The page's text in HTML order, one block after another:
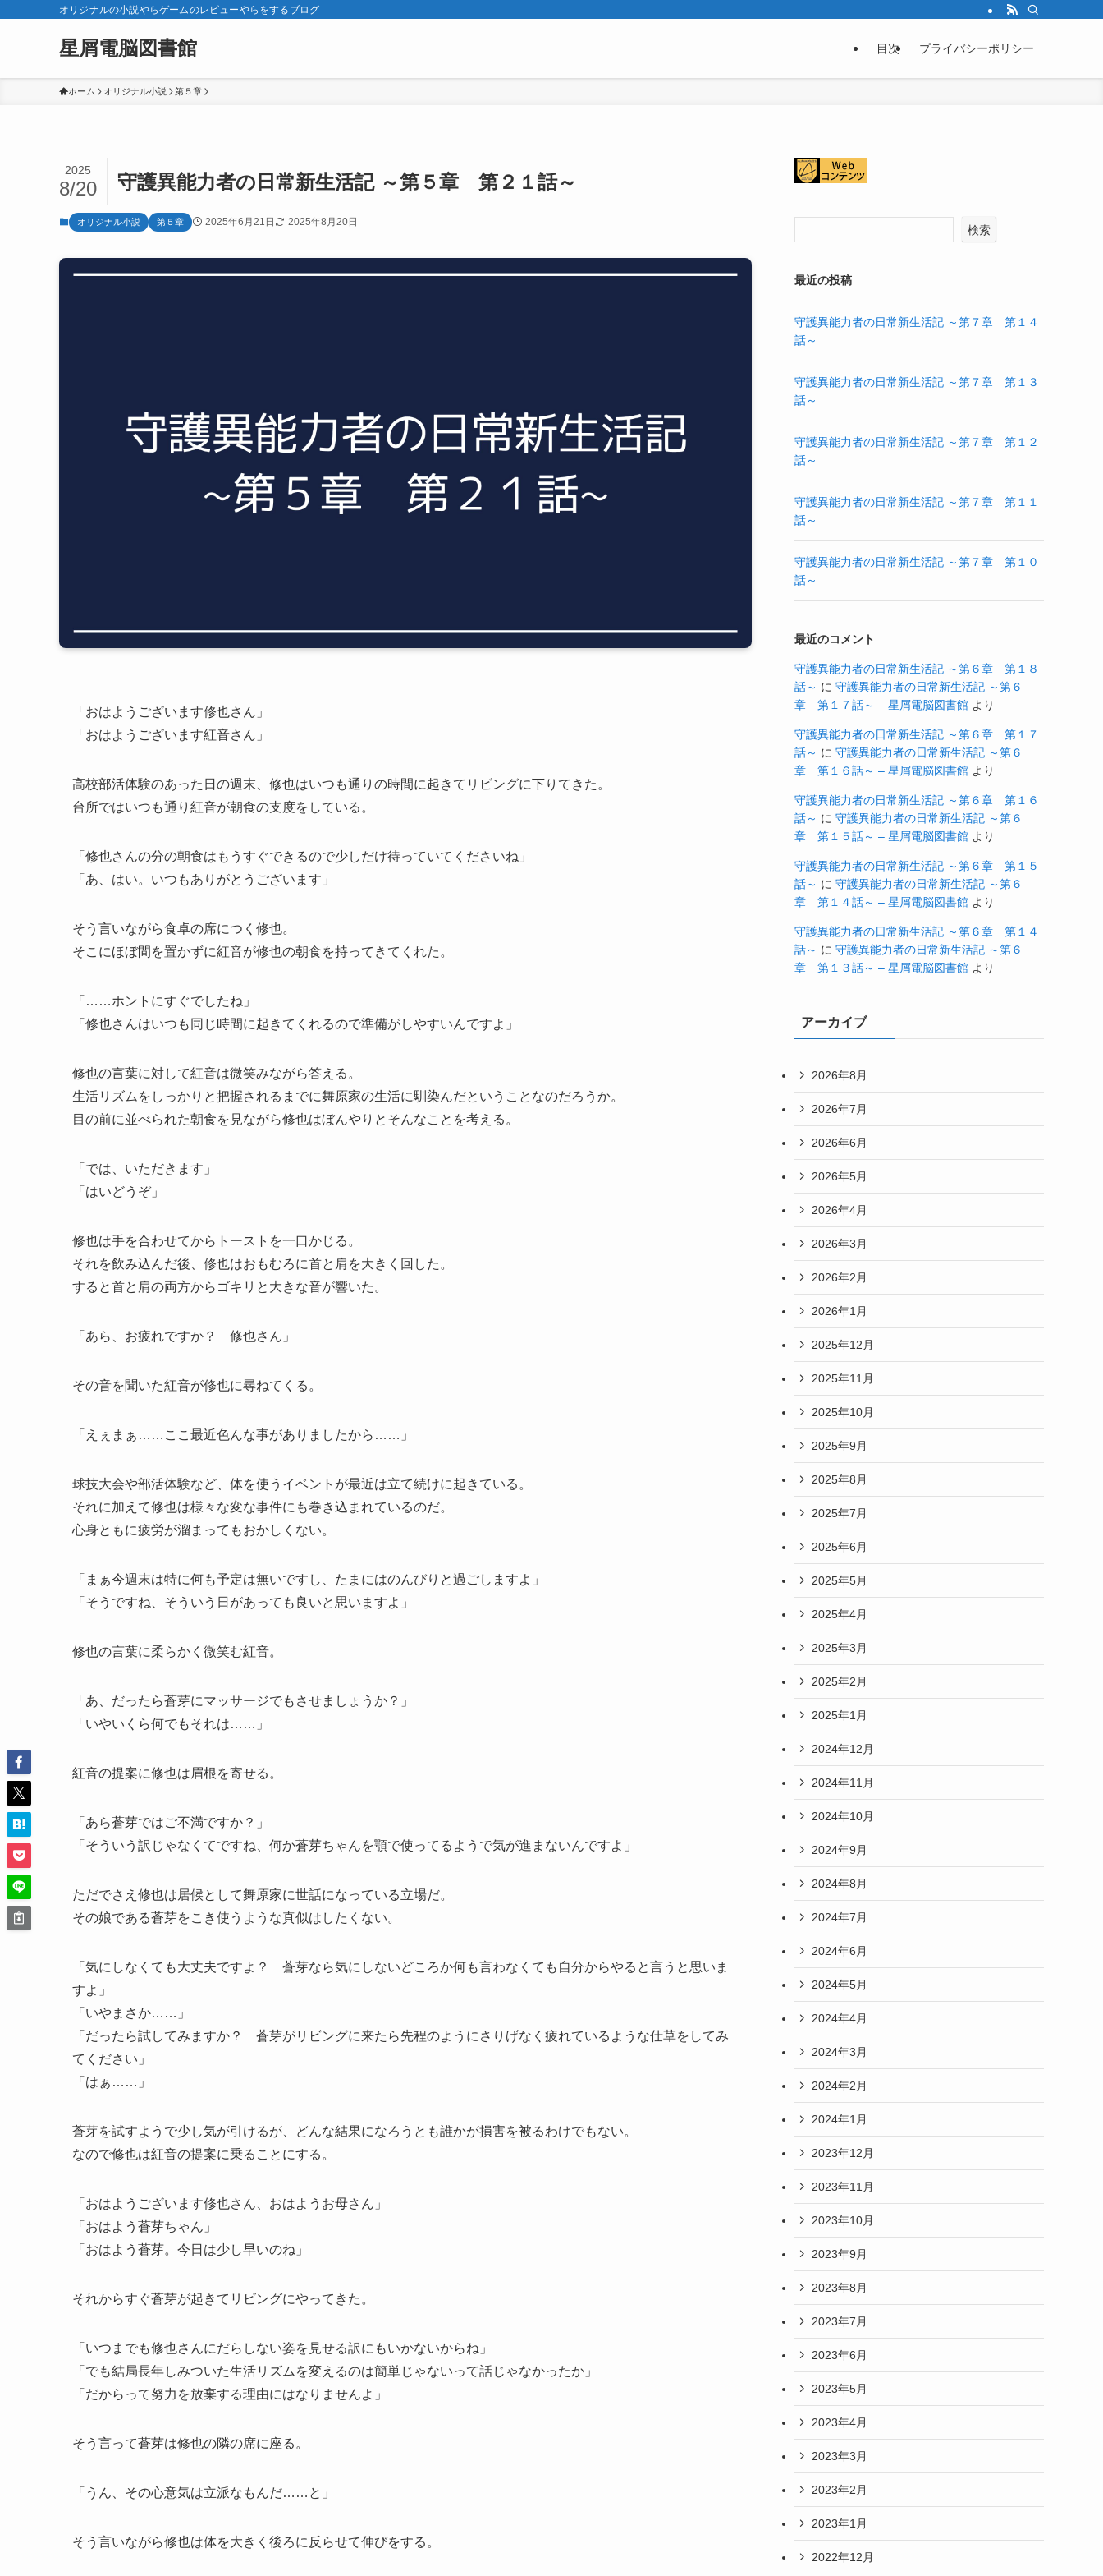
オリジナルの小説やらゲームのレビューやらをするブログ
星屑電脳図書館 目次 プライバシーポリシー
ホーム オリジナル小説 第５章
守護異能力者の日常新生活記 ～第５章 第２１話～
2025
8/20
オリジナル小説 第５章 2025年6月21日 2025年8月20日
「おはようございます修也さん」
「おはようございます紅音さん」
高校部活体験のあった日の週末、修也はいつも通りの時間に起きてリビングに下りてきた。
台所ではいつも通り紅音が朝食の支度をしている。
「修也さんの分の朝食はもうすぐできるので少しだけ待っていてくださいね」
「あ、はい。いつもありがとうございます」
そう言いながら食卓の席につく修也。
そこにほぼ間を置かずに紅音が修也の朝食を持ってきてくれた。
「……ホントにすぐでしたね」
「修也さんはいつも同じ時間に起きてくれるので準備がしやすいんですよ」
修也の言葉に対して紅音は微笑みながら答える。
生活リズムをしっかりと把握されるまでに舞原家の生活に馴染んだということなのだろうか。
目の前に並べられた朝食を見ながら修也はぼんやりとそんなことを考える。
「では、いただきます」
「はいどうぞ」
修也は手を合わせてからトーストを一口かじる。
それを飲み込んだ後、修也はおもむろに首と肩を大きく回した。
すると首と肩の両方からゴキリと大きな音が響いた。
「あら、お疲れですか？ 修也さん」
その音を聞いた紅音が修也に尋ねてくる。
「えぇまぁ……ここ最近色んな事がありましたから……」
球技大会や部活体験など、体を使うイベントが最近は立て続けに起きている。
それに加えて修也は様々な変な事件にも巻き込まれているのだ。
心身ともに疲労が溜まってもおかしくない。
「まぁ今週末は特に何も予定は無いですし、たまにはのんびりと過ごしますよ」
「そうですね、そういう日があっても良いと思いますよ」
修也の言葉に柔らかく微笑む紅音。
「あ、だったら蒼芽にマッサージでもさせましょうか？」
「いやいくら何でもそれは……」
紅音の提案に修也は眉根を寄せる。
「あら蒼芽ではご不満ですか？」
「そういう訳じゃなくてですね、何か蒼芽ちゃんを顎で使ってるようで気が進まないんですよ」
ただでさえ修也は居候として舞原家に世話になっている立場だ。
その娘である蒼芽をこき使うような真似はしたくない。
「気にしなくても大丈夫ですよ？ 蒼芽なら気にしないどころか何も言わなくても自分からやると言うと思いま
すよ」
「いやまさか……」
「だったら試してみますか？ 蒼芽がリビングに来たら先程のようにさりげなく疲れているような仕草をしてみ
てください」
「はぁ……」
蒼芽を試すようで少し気が引けるが、どんな結果になろうとも誰かが損害を被るわけでもない。
なので修也は紅音の提案に乗ることにする。
「おはようございます修也さん、おはようお母さん」
「おはよう蒼芽ちゃん」
「おはよう蒼芽。今日は少し早いのね」
それからすぐ蒼芽が起きてリビングにやってきた。
「いつまでも修也さんにだらしない姿を見せる訳にもいかないからね」
「でも結局長年しみついた生活リズムを変えるのは簡単じゃないって話じゃなかったか」
「だからって努力を放棄する理由にはなりませんよ」
そう言って蒼芽は修也の隣の席に座る。
「うん、その心意気は立派なもんだ……と」
そう言いながら修也は体を大きく後ろに反らせて伸びをする。
検索
最近の投稿
守護異能力者の日常新生活記 ～第７章 第１４
話～
守護異能力者の日常新生活記 ～第７章 第１３
話～
守護異能力者の日常新生活記 ～第７章 第１２
話～
守護異能力者の日常新生活記 ～第７章 第１１
話～
守護異能力者の日常新生活記 ～第７章 第１０
話～
最近のコメント
守護異能力者の日常新生活記 ～第６章 第１８
話～ に 守護異能力者の日常新生活記 ～第６
章 第１７話～ – 星屑電脳図書館 より
守護異能力者の日常新生活記 ～第６章 第１７
話～ に 守護異能力者の日常新生活記 ～第６
章 第１６話～ – 星屑電脳図書館 より
守護異能力者の日常新生活記 ～第６章 第１６
話～ に 守護異能力者の日常新生活記 ～第６
章 第１５話～ – 星屑電脳図書館 より
守護異能力者の日常新生活記 ～第６章 第１５
話～ に 守護異能力者の日常新生活記 ～第６
章 第１４話～ – 星屑電脳図書館 より
守護異能力者の日常新生活記 ～第６章 第１４
話～ に 守護異能力者の日常新生活記 ～第６
章 第１３話～ – 星屑電脳図書館 より
アーカイブ
2026年8月
2026年7月
2026年6月
2026年5月
2026年4月
2026年3月
2026年2月
2026年1月
2025年12月
2025年11月
2025年10月
2025年9月
2025年8月
2025年7月
2025年6月
2025年5月
2025年4月
2025年3月
2025年2月
2025年1月
2024年12月
2024年11月
2024年10月
2024年9月
2024年8月
2024年7月
2024年6月
2024年5月
2024年4月
2024年3月
2024年2月
2024年1月
2023年12月
2023年11月
2023年10月
2023年9月
2023年8月
2023年7月
2023年6月
2023年5月
2023年4月
2023年3月
2023年2月
2023年1月
2022年12月